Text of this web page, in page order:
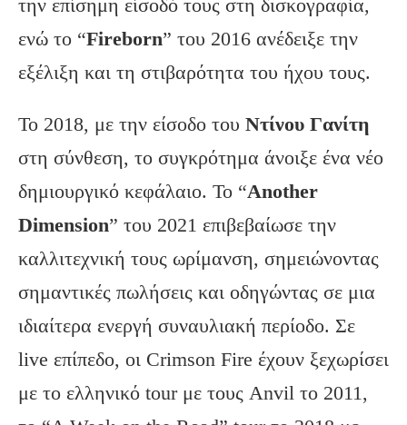
την επίσημη είσοδό τους στη δισκογραφία,
ενώ το “Fireborn” του 2016 ανέδειξε την
εξέλιξη και τη στιβαρότητα του ήχου τους.
Το 2018, με την είσοδο του Ντίνου Γανίτη
στη σύνθεση, το συγκρότημα άνοιξε ένα νέο
δημιουργικό κεφάλαιο. Το “Another
Dimension” του 2021 επιβεβαίωσε την
καλλιτεχνική τους ωρίμανση, σημειώνοντας
σημαντικές πωλήσεις και οδηγώντας σε μια
ιδιαίτερα ενεργή συναυλιακή περίοδο. Σε
live επίπεδο, οι Crimson Fire έχουν ξεχωρίσει
με το ελληνικό tour με τους Anvil το 2011,